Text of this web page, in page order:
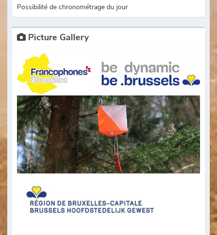
Possibilité de chronométrage du jour
Picture Gallery